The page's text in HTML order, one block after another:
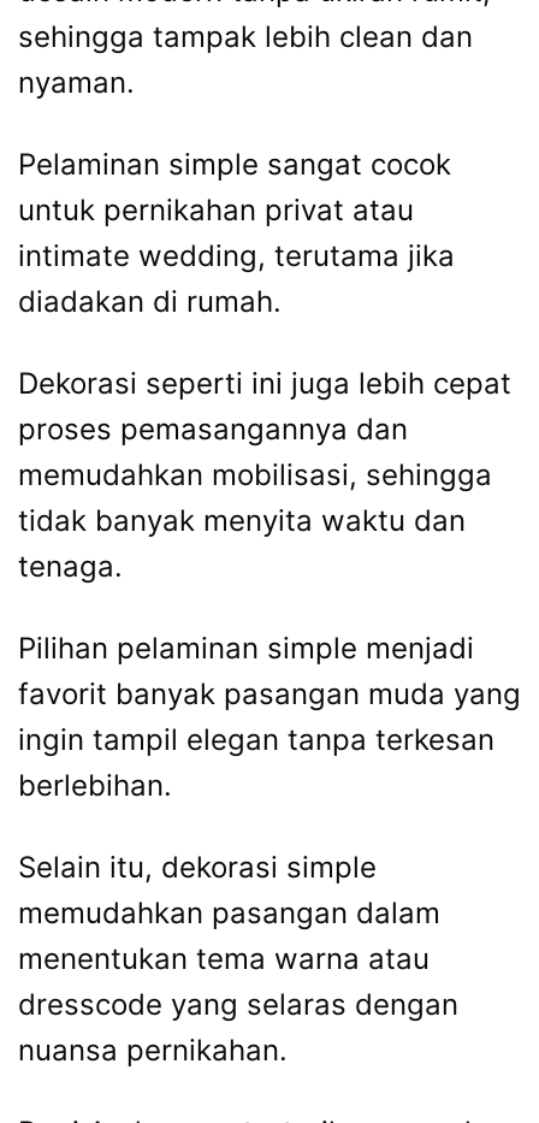
sehingga tampak lebih clean dan
nyaman.
Pelaminan simple sangat cocok
untuk pernikahan privat atau
intimate wedding, terutama jika
diadakan di rumah.
Dekorasi seperti ini juga lebih cepat
proses pemasangannya dan
memudahkan mobilisasi, sehingga
tidak banyak menyita waktu dan
tenaga.
Pilihan pelaminan simple menjadi
favorit banyak pasangan muda yang
ingin tampil elegan tanpa terkesan
berlebihan.
Selain itu, dekorasi simple
memudahkan pasangan dalam
menentukan tema warna atau
dresscode yang selaras dengan
nuansa pernikahan.